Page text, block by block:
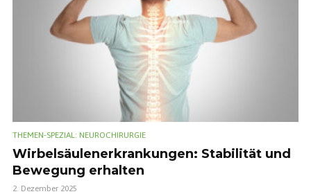
THEMEN-SPEZIAL: NEUROCHIRURGIE
Wirbelsäulenerkrankungen: Stabilität und
Bewegung erhalten
2. Dezember 2025